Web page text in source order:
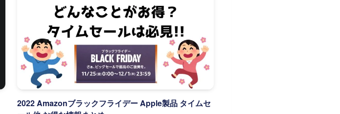
2022 Amazonブラックフライデー Apple製品 タイムセ